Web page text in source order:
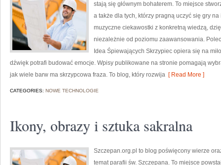
stają się głównym bohaterem. To miejsce
a także dla tych, którzy pragną uczyć się gry
muzyczne ciekawostki z konkretną wiedzą,
niezależnie od poziomu zaawansowania.
Idea Śpiewających Skrzypiec opiera się na
dźwięk potrafi budować emocje. Wpisy publikowane na stronie pomagają
jak wiele barw ma skrzypcowa fraza. To blog, który rozwija [ Read More ]
CATEGORIES: NOWE TECHNOLOGIE
Ikony, obrazy i sztuka sakralna
Szczepan.org.pl to blog poświęcony wierze
temat parafii św. Szczepana. To miejsce